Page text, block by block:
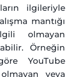
ilgileriyle
mantığı
olmayan
Örneğin
YouTube
olmayan veya